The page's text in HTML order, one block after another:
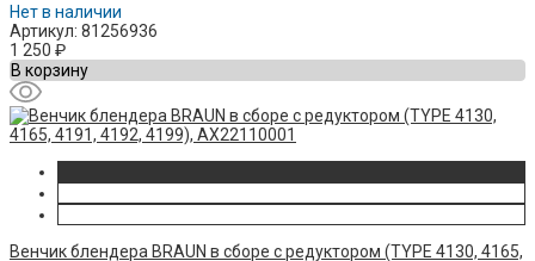
Нет в наличии
Артикул: 81256936
1 250 ₽
В корзину
Венчик блендера BRAUN в сборе с редуктором (TYPE 4130, 4165,